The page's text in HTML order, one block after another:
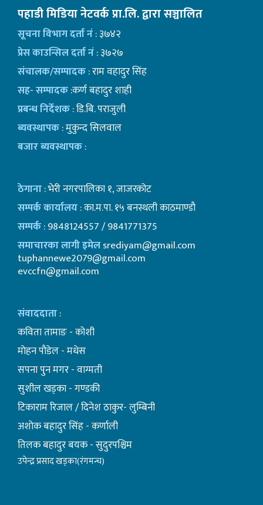
पहाडी मिडिया नेटवर्क प्रा.लि. द्वारा सञ्चालित
सूचना विभाग दर्ता नं: ३७४२
प्रेस काउन्सिल दर्ता नं: ३७२७
संचालक/सम्पादक: राम वहादुर सिंह
सह- सम्पादक:कर्ण बहादुर शाही
प्रबन्ध निर्देशक: डि.बि. पराजुली
ब्यवस्थापक: मुकुन्द सिलवाल
बजार ब्यवस्थापक:
ठेगाना: भेरी नगरपालिका १, जाजरकोट
सम्पर्क कार्यालय: का.म.पा. १५ बनस्थली काठमाण्डाै
सम्पर्क: 9848124557 / 9841771375
समाचारका लागी इमेलsrediyam@gmail.com
tuphannewe2079@gmail.com
evccfn@gmail.com
संवाददाता:
कविता तामाङ - कोशी
माेहन पाैडेल - मधेस
सपना पुन मगर - वाग्मती
सुशील खड्का - गण्डकी
टिकाराम रिजाल / दिनेश ठाकुर- लुम्बिनी
अशाेक बहादुर सिंह - कर्णाली
तिलक बहादुर बयक - सुदुरपश्चिम
उपेन्द्र प्रसाद खड्का(रंगमन्च)